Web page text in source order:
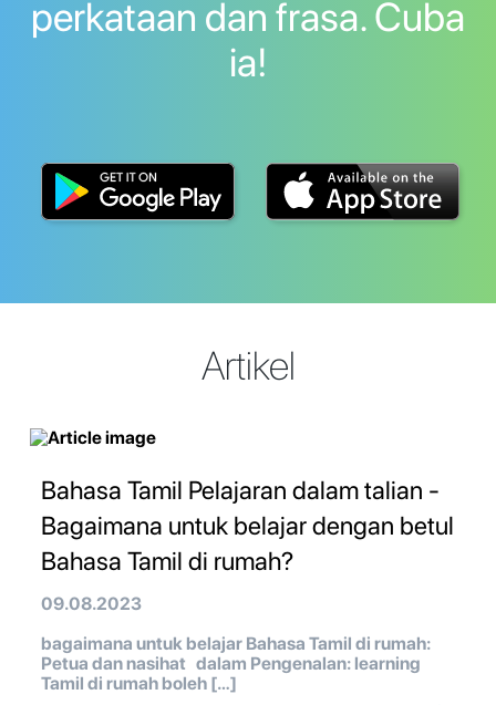
perkataan dan frasa. Cuba
ia!
Artikel
Bahasa Tamil Pelajaran dalam talian -
Bagaimana untuk belajar dengan betul
Bahasa Tamil di rumah?
09.08.2023
bagaimana untuk belajar Bahasa Tamil di rumah:
Petua dan nasihat dalam Pengenalan: learning
Tamil di rumah boleh […]